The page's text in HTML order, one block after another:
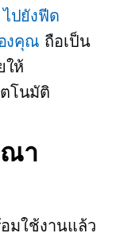
ปยังฟีด
งคุณ ถือเป็น
ให้
โนมัติ
ณา
มใช้งานแล้ว